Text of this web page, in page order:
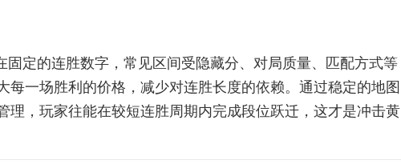
固定的连胜数字，常见区间受隐藏分、对局质量、匹配方式等
每一场胜利的价格，减少对连胜长度的依赖。通过稳定的地图
理，玩家往能在较短连胜周期内完成段位跃迁，这才是冲击黄